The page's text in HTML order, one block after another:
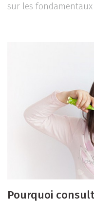
sur les
Pourquoi